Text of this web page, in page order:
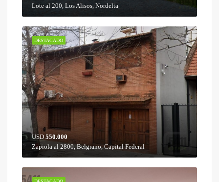
Lote al 200, Los Alisos, Nordelta
DESTACADO
USD 550.000
Zapiola al 2800, Belgrano, Capital Federal